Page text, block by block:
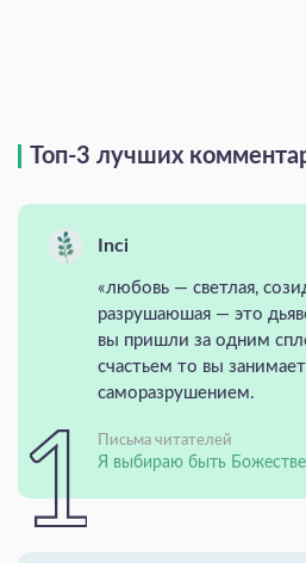
Топ-3 лучших
Inci
«любовь — светлая,
разрушаюшая — это
вы пришли за одним
счастьем то вы
саморазрушением.
Письма читателей
Я выбираю быть